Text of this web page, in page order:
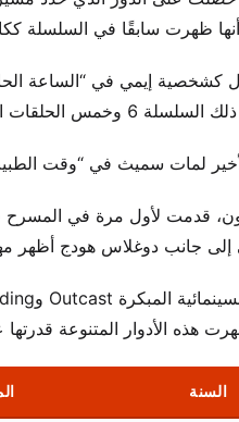
أنها ظهرت سابقًا في السلسلة
كشخصية إيمي في “الساعة
الأولى من السلسلة 7.
سميث في “وقت الطبيب.” قدمت الحلقة
جانب دوغلاس هودج أظهر
السنة